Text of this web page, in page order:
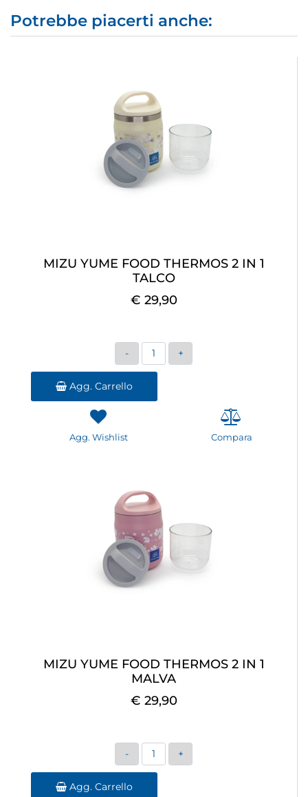
Potrebbe piacerti anche:
MIZU YUME FOOD THERMOS 2 IN 1
TALCO
€ 29,90
Quantità
Agg. Carrello
Agg. Wishlist Compara
MIZU YUME FOOD THERMOS 2 IN 1
MALVA
€ 29,90
Quantità
Agg. Carrello